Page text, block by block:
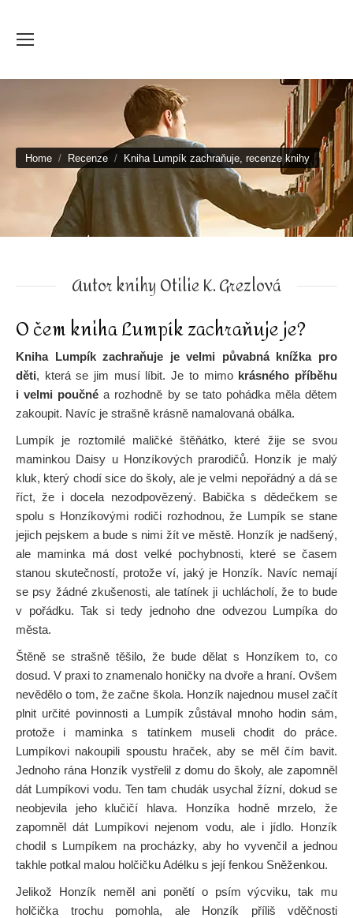
You are here:
Home Recenze Kniha Lumpík zachraňuje, recenze knihy
Autor knihy Otilie K. Grezlová
O čem kniha Lumpík zachraňuje je?
Kniha Lumpík zachraňuje je velmi půvabná knížka pro
děti, která se jim musí líbit. Je to mimo krásného příběhu
i velmi poučné a rozhodně by se tato pohádka měla dětem
zakoupit. Navíc je strašně krásně namalovaná obálka.
Lumpík je roztomilé maličké štěňátko, které žije se svou
maminkou Daisy u Honzíkových prarodičů. Honzík je malý
kluk, který chodí sice do školy, ale je velmi nepořádný a dá se
říct, že i docela nezodpovězený. Babička s dědečkem se
spolu s Honzíkovými rodiči rozhodnou, že Lumpík se stane
jejich pejskem a bude s nimi žít ve městě. Honzík je nadšený,
ale maminka má dost velké pochybnosti, které se časem
stanou skutečností, protože ví, jaký je Honzík. Navíc nemají
se psy žádné zkušenosti, ale tatínek ji uchlácholí, že to bude
v pořádku. Tak si tedy jednoho dne odvezou Lumpíka do
města.
Štěně se strašně těšilo, že bude dělat s Honzíkem to, co
dosud. V praxi to znamenalo honičky na dvoře a hraní. Ovšem
nevědělo o tom, že začne škola. Honzík najednou musel začít
plnit určité povinnosti a Lumpík zůstával mnoho hodin sám,
protože i maminka s tatínkem museli chodit do práce.
Lumpíkovi nakoupili spoustu hraček, aby se měl čím bavit.
Jednoho rána Honzík vystřelil z domu do školy, ale zapomněl
dát Lumpíkovi vodu. Ten tam chudák usychal žízní, dokud se
neobjevila jeho klučičí hlava. Honzíka hodně mrzelo, že
zapomněl dát Lumpíkovi nejenom vodu, ale i jídlo. Honzík
chodil s Lumpíkem na procházky, aby ho vyvenčil a jednou
takhle potkal malou holčičku Adélku s její fenkou Sněženkou.
Jelikož Honzík neměl ani ponětí o psím výcviku, tak mu
holčička trochu pomohla, ale Honzík příliš vděčnosti